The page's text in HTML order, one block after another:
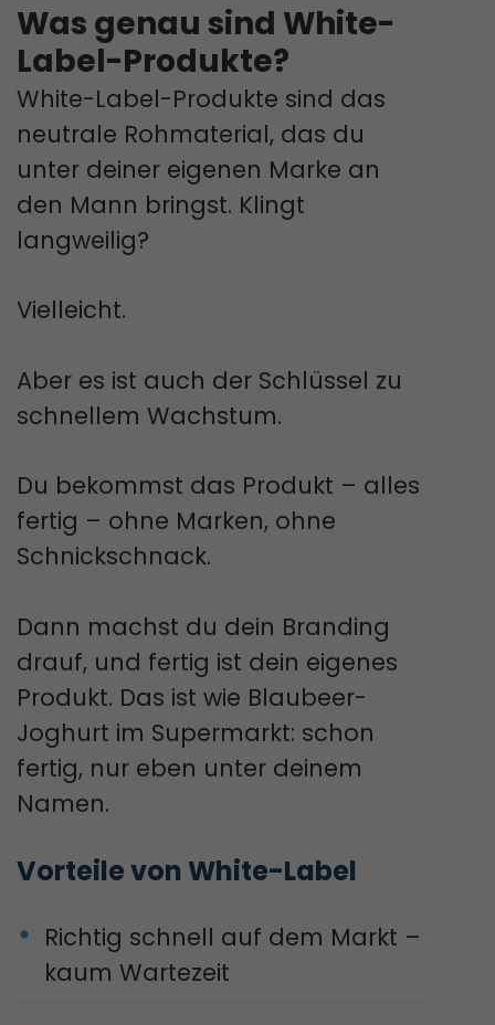
Was genau sind White-
Label-Produkte?
White-Label-Produkte sind das
neutrale Rohmaterial, das du
unter deiner eigenen Marke an
den Mann bringst. Klingt
langweilig?
Vielleicht.
Aber es ist auch der Schlüssel zu
schnellem Wachstum.
Du bekommst das Produkt – alles
fertig – ohne Marken, ohne
Schnickschnack.
Dann machst du dein Branding
drauf, und fertig ist dein eigenes
Produkt. Das ist wie Blaubeer-
Joghurt im Supermarkt: schon
fertig, nur eben unter deinem
Namen.
Vorteile von White-Label
Richtig schnell auf dem Markt –
kaum Wartezeit